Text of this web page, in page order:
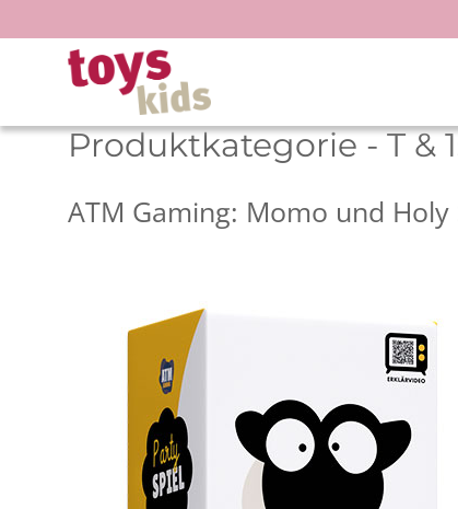
Inhalt
springen
Produktkategorie - T &
ATM Gaming: Momo und Holy